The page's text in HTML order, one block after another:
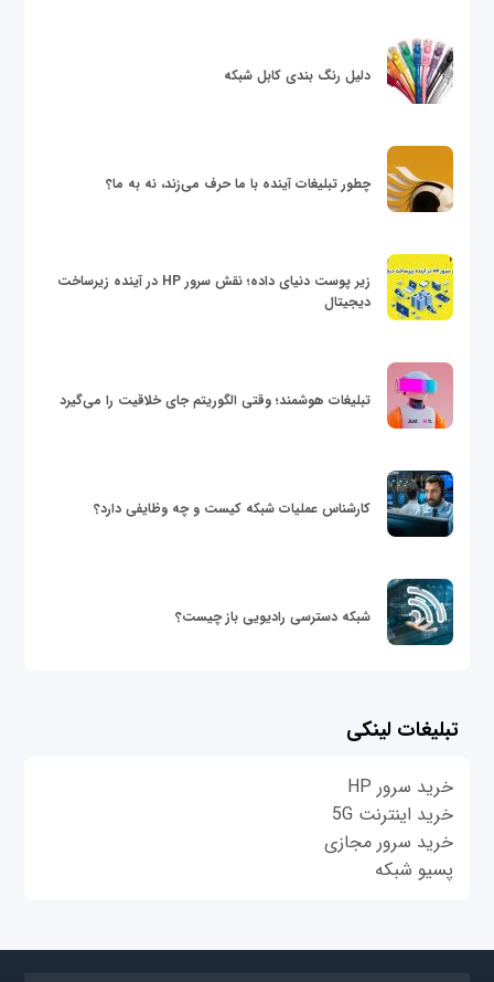
دلیل رنگ بندی کابل شبکه
چطور تبلیغات آینده با ما حرف می‌زند، نه به ما؟
زیر پوست دنیای داده؛ نقش سرور HP در آینده زیرساخت
دیجیتال
تبلیغات هوشمند؛ وقتی الگوریتم جای خلاقیت را می‌گیرد
کارشناس عملیات شبکه کیست و چه وظایفی دارد؟
شبکه دسترسی رادیویی باز چیست؟
تبلیغات لینکی
خرید سرور HP
خرید اینترنت 5G
خرید سرور مجازی
پسیو شبکه